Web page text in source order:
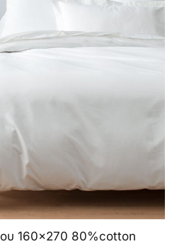
160×270 80%cotton